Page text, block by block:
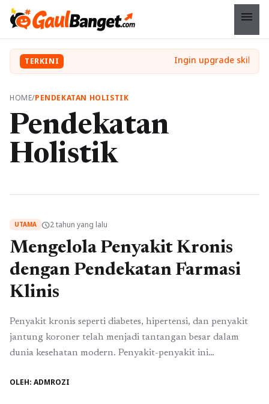
menu
TERKINI
HOME/PENDEKATAN HOLISTIK
Pendekatan
Holistik
UTAMA schedule2 tahun yang lalu
Mengelola Penyakit Kronis
dengan Pendekatan Farmasi
Klinis
Penyakit kronis seperti diabetes, hipertensi, dan penyakit
jantung koroner telah menjadi tantangan besar dalam
dunia kesehatan modern. Penyakit-penyakit ini
hanya mengandalkan pengobatan tetapi juga perubahan
OLEH: ADMROZI